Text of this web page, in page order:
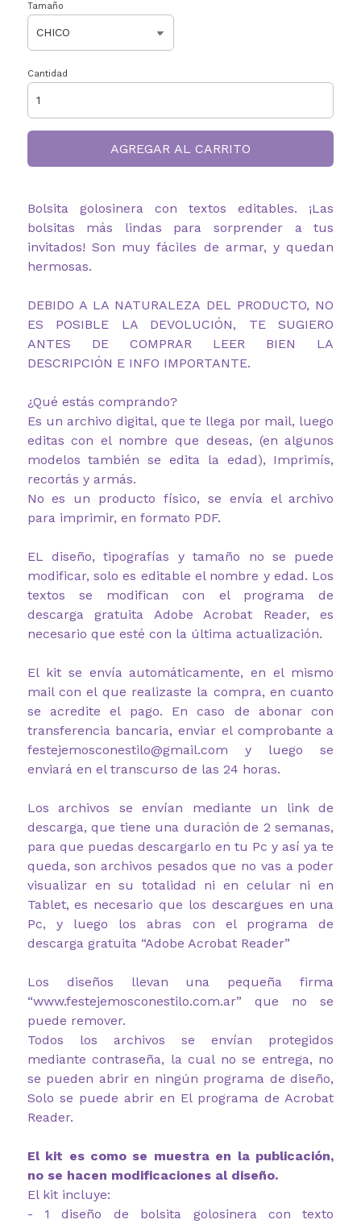
Tamaño
Cantidad
AGREGAR AL CARRITO
Bolsita golosinera con textos editables. ¡Las
bolsitas más lindas para sorprender a tus
invitados! Son muy fáciles de armar, y quedan
hermosas.
DEBIDO A LA NATURALEZA DEL PRODUCTO, NO
ES POSIBLE LA DEVOLUCIÓN, TE SUGIERO
ANTES DE COMPRAR LEER BIEN LA
DESCRIPCIÓN E INFO IMPORTANTE.
¿Qué estás comprando?
Es un archivo digital, que te llega por mail, luego
editas con el nombre que deseas, (en algunos
modelos también se edita la edad), Imprimís,
recortás y armás.
No es un producto físico, se envía el archivo
para imprimir, en formato PDF.
EL diseño, tipografías y tamaño no se puede
modificar, solo es editable el nombre y edad. Los
textos se modifican con el programa de
descarga gratuita Adobe Acrobat Reader, es
necesario que esté con la última actualización.
El kit se envía automáticamente, en el mismo
mail con el que realizaste la compra, en cuanto
se acredite el pago. En caso de abonar con
transferencia bancaria, enviar el comprobante a
festejemosconestilo@gmail.com y luego se
enviará en el transcurso de las 24 horas.
Los archivos se envían mediante un link de
descarga, que tiene una duración de 2 semanas,
para que puedas descargarlo en tu Pc y así ya te
queda, son archivos pesados que no vas a poder
visualizar en su totalidad ni en celular ni en
Tablet, es necesario que los descargues en una
Pc, y luego los abras con el programa de
descarga gratuita “Adobe Acrobat Reader”
Los diseños llevan una pequeña firma
“www.festejemosconestilo.com.ar” que no se
puede remover.
Todos los archivos se envían protegidos
mediante contraseña, la cual no se entrega, no
se pueden abrir en ningún programa de diseño,
Solo se puede abrir en El programa de Acrobat
Reader.
El kit es como se muestra en la publicación,
no se hacen modificaciones al diseño.
El kit incluye:
- 1 diseño de bolsita golosinera con texto